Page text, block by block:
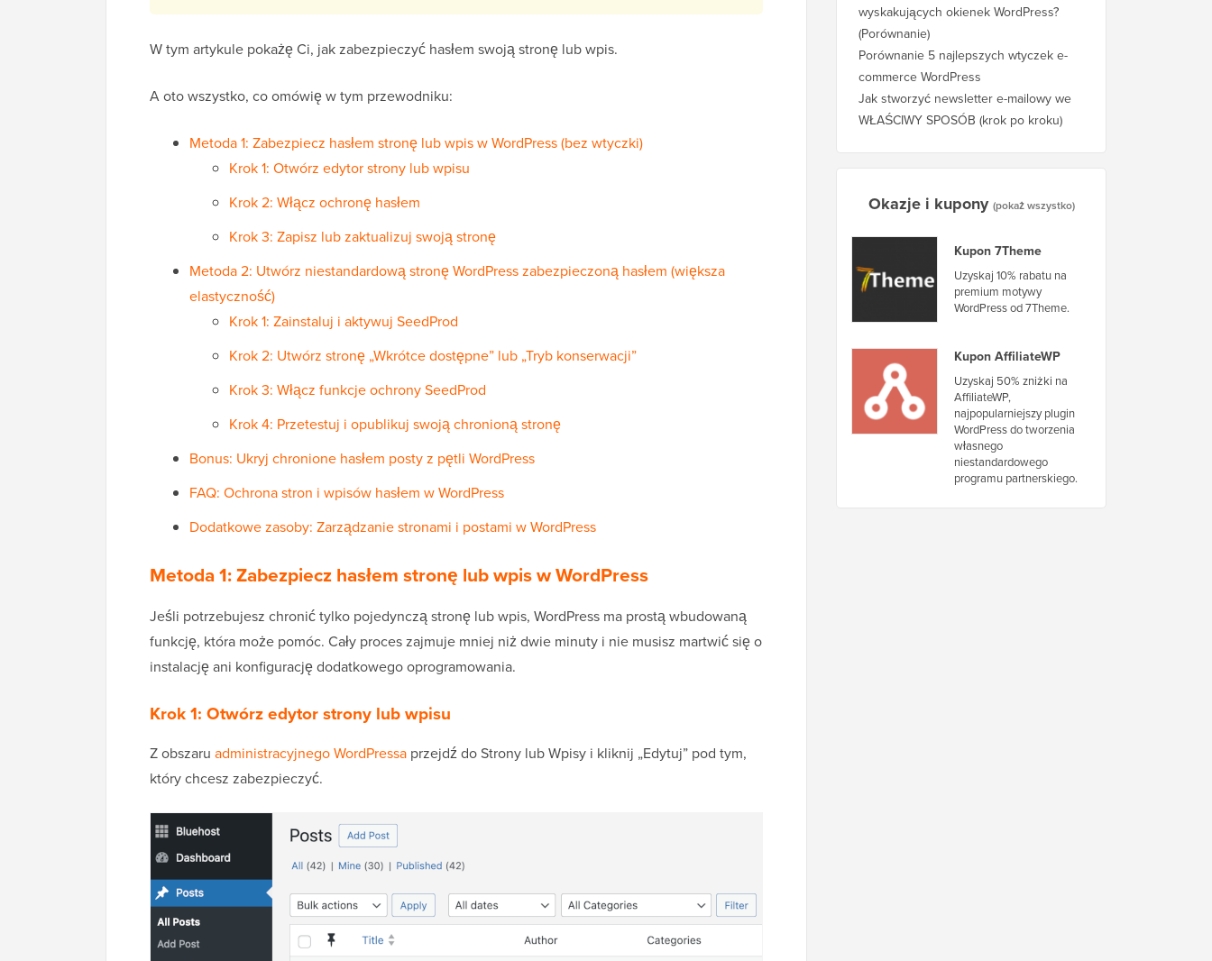
W tym artykule pokażę Ci, jak zabezpieczyć hasłem swoją stronę lub wpis.
A oto wszystko, co omówię w tym przewodniku:
Metoda 1: Zabezpiecz hasłem stronę lub wpis w WordPress (bez wtyczki)
Krok 1: Otwórz edytor strony lub wpisu
Krok 2: Włącz ochronę hasłem
Krok 3: Zapisz lub zaktualizuj swoją stronę
Metoda 2: Utwórz niestandardową stronę WordPress zabezpieczoną hasłem (większa
elastyczność)
Krok 1: Zainstaluj i aktywuj SeedProd
Krok 2: Utwórz stronę „Wkrótce dostępne” lub „Tryb konserwacji”
Krok 3: Włącz funkcje ochrony SeedProd
Krok 4: Przetestuj i opublikuj swoją chronioną stronę
Bonus: Ukryj chronione hasłem posty z pętli WordPress
FAQ: Ochrona stron i wpisów hasłem w WordPress
Dodatkowe zasoby: Zarządzanie stronami i postami w WordPress
Metoda 1: Zabezpiecz hasłem stronę lub wpis w WordPress
Jeśli potrzebujesz chronić tylko pojedynczą stronę lub wpis, WordPress ma prostą wbudowaną
funkcję, która może pomóc. Cały proces zajmuje mniej niż dwie minuty i nie musisz martwić się o
instalację ani konfigurację dodatkowego oprogramowania.
Krok 1: Otwórz edytor strony lub wpisu
Z obszaru administracyjnego WordPressa przejdź do Strony lub Wpisy i kliknij „Edytuj” pod tym,
który chcesz zabezpieczyć.
wyskakujących okienek WordPress?
(Porównanie)
Porównanie 5 najlepszych wtyczek e-
commerce WordPress
Jak stworzyć newsletter e-mailowy we
WŁAŚCIWY SPOSÓB (krok po kroku)
Okazje i kupony (pokaż wszystko)
Kupon 7Theme
Uzyskaj 10% rabatu na
premium motywy
WordPress od 7Theme.
Kupon AffiliateWP
Uzyskaj 50% zniżki na
AffiliateWP,
najpopularniejszy plugin
WordPress do tworzenia
własnego
niestandardowego
programu partnerskiego.